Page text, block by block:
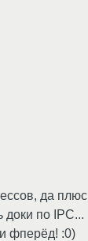
да плюс
доки по IPC...
фперёд! :0)